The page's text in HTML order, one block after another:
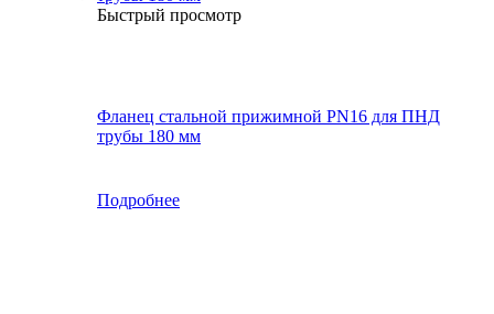
Быстрый просмотр
Фланец стальной прижимной PN16 для ПНД
трубы 180 мм
Подробнее